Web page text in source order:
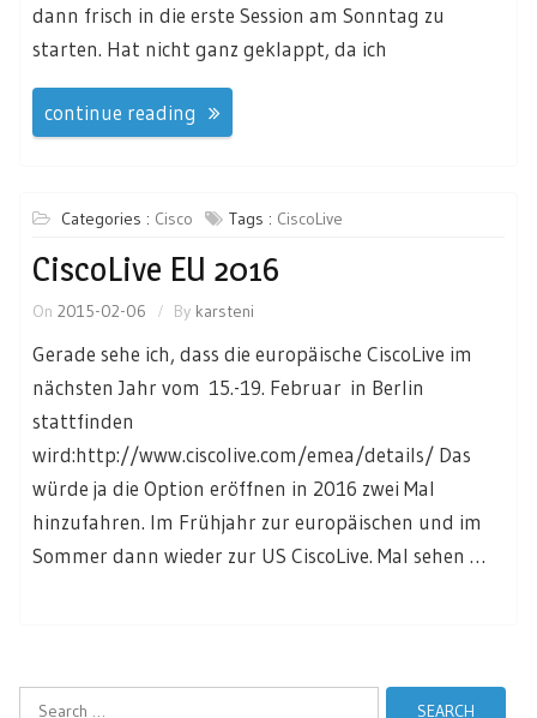
dann frisch in die erste Session am Sonntag zu
starten. Hat nicht ganz geklappt, da ich
continue reading
Categories : Cisco Tags : CiscoLive
CiscoLive EU 2016
On 2015-02-06 By karsteni
Gerade sehe ich, dass die europäische CiscoLive im
nächsten Jahr vom 15.-19. Februar in Berlin
stattfinden
wird:http://www.ciscolive.com/emea/details/ Das
würde ja die Option eröffnen in 2016 zwei Mal
hinzufahren. Im Frühjahr zur europäischen und im
Sommer dann wieder zur US CiscoLive. Mal sehen …